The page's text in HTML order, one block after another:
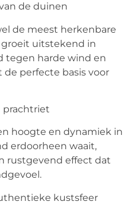
de duinen
de meest herkenbare
uitstekend in
tegen harde wind en
perfecte basis voor
prachtriet
hoogte en dynamiek in
erdoorheen waait,
rustgevend effect dat
kustsfeer